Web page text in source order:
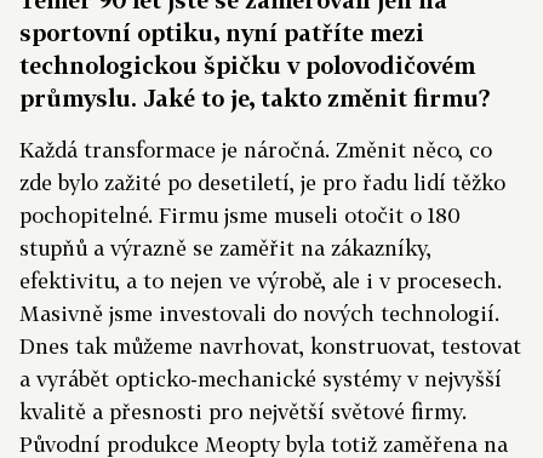
sportovní optiku, nyní patříte mezi
technologickou špičku v polovodičovém
průmyslu. Jaké to je, takto změnit firmu?
Každá transformace je náročná. Změnit něco, co
zde bylo zažité po desetiletí, je pro řadu lidí těžko
pochopitelné. Firmu jsme museli otočit o 180
stupňů a výrazně se zaměřit na zákazníky,
efektivitu, a to nejen ve výrobě, ale i v procesech.
Masivně jsme investovali do nových technologií.
Dnes tak můžeme navrhovat, konstruovat, testovat
a vyrábět opticko-mechanické systémy v nejvyšší
kvalitě a přesnosti pro největší světové firmy.
Původní produkce Meopty byla totiž zaměřena na